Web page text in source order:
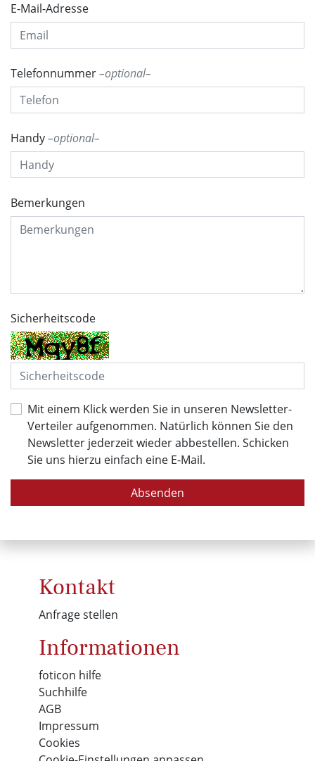
E-Mail-Adresse
Telefonnummer optional
Handy optional
Bemerkungen
Sicherheitscode
Mit einem Klick werden Sie in unseren Newsletter-
Verteiler aufgenommen. Natürlich können Sie den
Newsletter jederzeit wieder abbestellen. Schicken
Sie uns hierzu einfach eine E-Mail.
Absenden
Kontakt
Anfrage stellen
Informationen
foticon hilfe
Suchhilfe
AGB
Impressum
Cookies